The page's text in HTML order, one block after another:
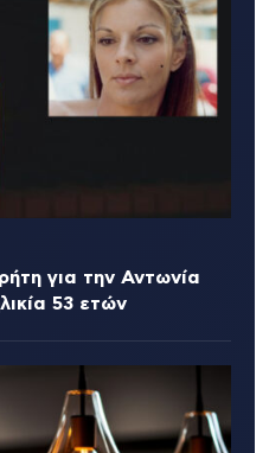
για την Αντωνία
53 ετών